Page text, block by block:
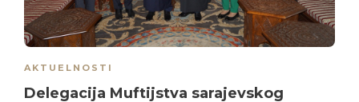
AKTUELNOSTI
Delegacija Muftijstva sarajevskog